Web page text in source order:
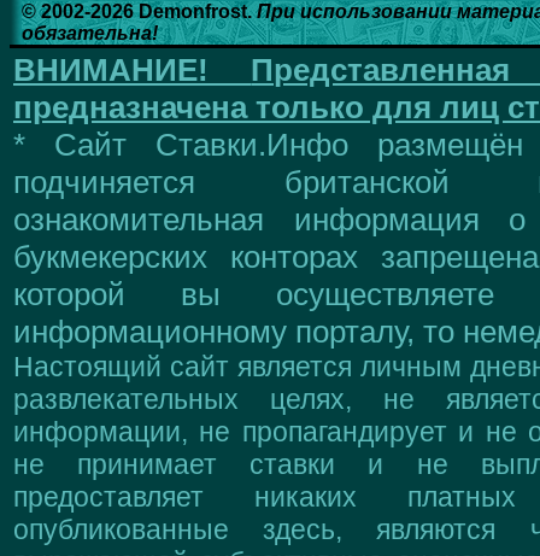
© 2002-2026 Demonfrost.При использовании
обязательна!
ВНИМАНИЕ!
предназначена только для лиц
* Сайт Ставки.Инфо размещён
подчиняется британской
ознакомительная информация
букмекерских конторах
которой вы
информационному порталу, то
Настоящий сайт является личным
развлекательных целях, не
информации, не пропагандирует и не
не принимает ставки и не
предоставляет никаких
опубликованные здесь, являются